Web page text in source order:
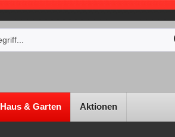
Haus & Garten Aktionen